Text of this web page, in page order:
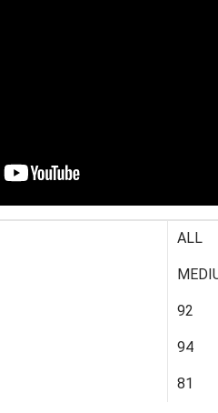
ALL
92
94
81